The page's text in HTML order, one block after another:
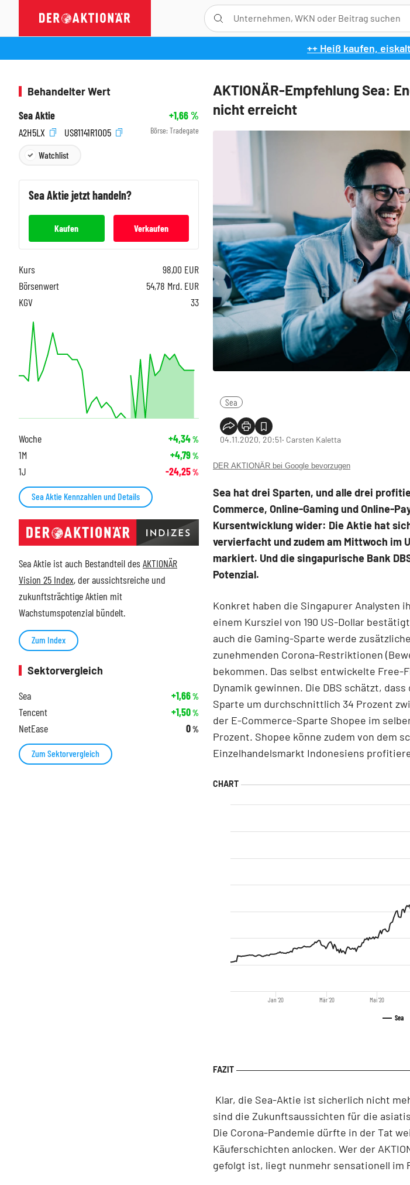
++ Heiß kaufen,
AKTIONÄR-Empfehlung Sea:
nicht erreicht
Sea
04.11.2020, 20:51‧ Carsten Kaletta
DER AKTIONÄR bei Google bevorzugen
Sea hat drei Sparten, und alle drei
Commerce, Online-Gaming und Online-
Kursentwicklung wider: Die Aktie hat
vervierfacht und zudem am Mittwoch im
markiert. Und die singapurische Bank
Potenzial.
Konkret haben die Singapurer Analysten
einem Kursziel von 190 US-Dollar
auch die Gaming-Sparte werde
zunehmenden Corona-Restriktionen
bekommen. Das selbst entwickelte
Dynamik gewinnen. Die DBS schätzt,
Sparte um durchschnittlich 34 Prozent
der E-Commerce-Sparte Shopee im
Prozent. Shopee könne zudem von dem
Einzelhandelsmarkt Indonesiens
Sea
Jan '20 Mär '20 Mai '20
Klar, die Sea-Aktie ist sicherlich nicht
sind die Zukunftsaussichten für die
Die Corona-Pandemie dürfte in der Tat
Käuferschichten anlocken. Wer der
gefolgt ist, liegt nunmehr sensationell im
Behandelter Wert
Sea Aktie
+1,66%
A2H5LX
US81141R1005 Börse: Tradegate
Watchlist
SeaAktie jetzt handeln?
Kaufen Verkaufen
Kurs 98,00 EUR
Börsenwert
54,78 Mrd. EUR
KGV
33
Woche +4,34%
1M +4,79%
1J -24,25%
Sea Aktie Kennzahlen und Details
Sea Aktie ist auch Bestandteil desAKTIONÄR
Vision 25 Index, der aussichtsreiche und
zukunftsträchtige Aktien mit
Wachstumspotenzial bündelt.
Zum Index
Sektorvergleich
Sea
+1,66%
Tencent +1,50%
NetEase 0%
Zum Sektorvergleich